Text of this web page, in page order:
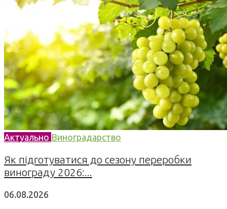
Актуально Виноградарство
Як підготуватися до сезону переробки
винограду 2026:...
06.08.2026